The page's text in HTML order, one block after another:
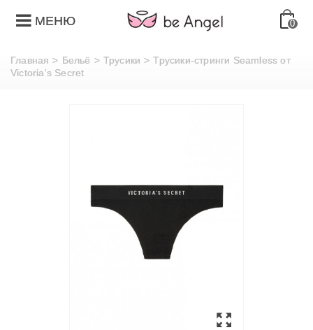
МЕНЮ 0
Главная > Бельё > Трусики > Трусики-стринги Seamless от
Victoria's Secret